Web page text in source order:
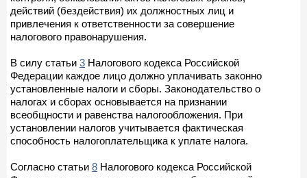
действий (бездействия) их должностных лиц и
привлечения к ответственности за совершение
налогового правонарушения.
В силу статьи 3 Налогового кодекса Российской
Федерации каждое лицо должно уплачивать законно
установленные налоги и сборы. Законодательство о
налогах и сборах основывается на признании
всеобщности и равенства налогообложения. При
установлении налогов учитывается фактическая
способность налогоплательщика к уплате налога.
Согласно статьи 8 Налогового кодекса Российской